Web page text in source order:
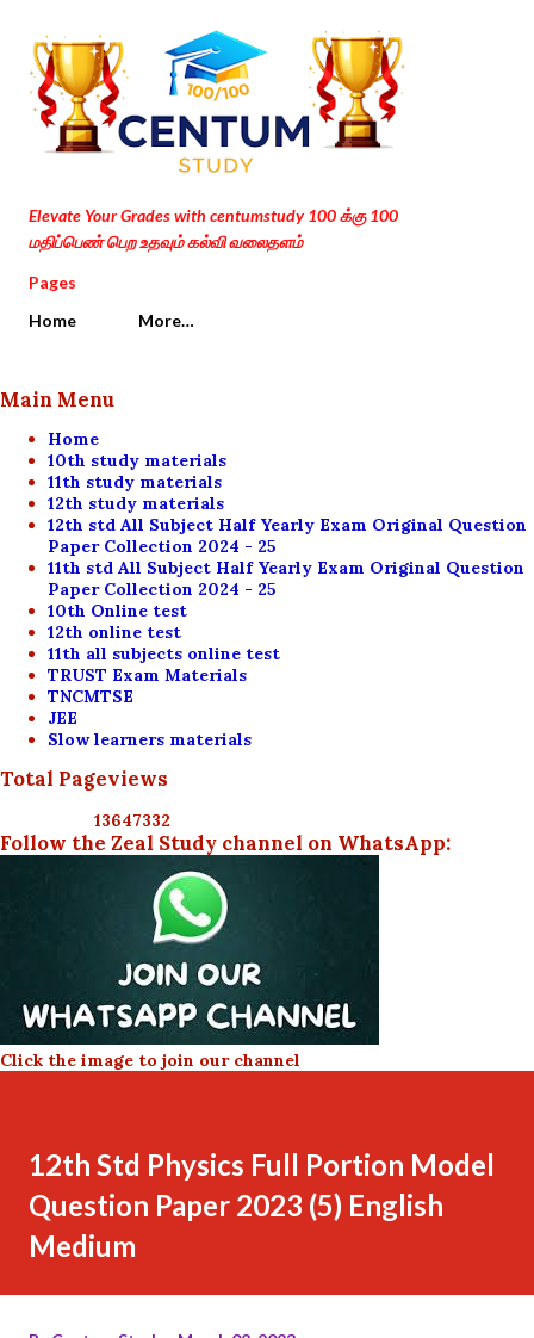
Skip to main content
Elevate Your Grades with centumstudy 100 க்கு 100
மதிப்பெண் பெற உதவும் கல்வி வலைதளம்
Pages
Home
More…
Main Menu
Home
10th study materials
11th study materials
12th study materials
12th std All Subject Half Yearly Exam Original Question
Paper Collection 2024 - 25
11th std All Subject Half Yearly Exam Original Question
Paper Collection 2024 - 25
10th Online test
12th online test
11th all subjects online test
TRUST Exam Materials
TNCMTSE
JEE
Slow learners materials
Total Pageviews
13647332
Follow the Zeal Study channel on WhatsApp:
Click the image to join our channel
12th Std Physics Full Portion Model
Question Paper 2023 (5) English
Medium